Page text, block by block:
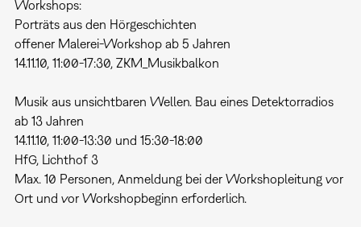
Workshops:
Porträts aus den Hörgeschichten
offener Malerei-Workshop ab 5 Jahren
14.11.10, 11:00-17:30, ZKM_Musikbalkon
Musik aus unsichtbaren Wellen. Bau eines Detektorradios
ab 13 Jahren
14.11.10, 11:00-13:30 und 15:30-18:00
HfG, Lichthof 3
Max. 10 Personen, Anmeldung bei der Workshopleitung vor
Ort und vor Workshopbeginn erforderlich.